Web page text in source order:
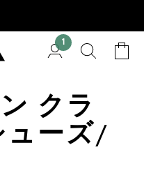
1
クラ
ューズ/